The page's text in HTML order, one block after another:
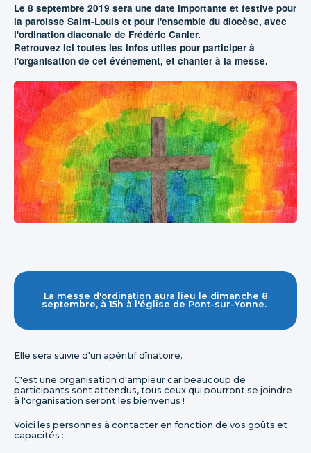
Le 8 septembre 2019 sera une date importante et festive pour
la paroisse Saint-Louis et pour l'ensemble du diocèse, avec
l'ordination diaconale de Frédéric Canler.
Retrouvez ici toutes les infos utiles pour participer à
l'organisation de cet événement, et chanter à la messe.
La messe d'ordination aura lieu le dimanche 8
septembre, à 15h à l'église de Pont-sur-Yonne.
Elle sera suivie d'un apéritif dînatoire.
C'est une organisation d'ampleur car beaucoup de
participants sont attendus, tous ceux qui pourront se joindre
à l'organisation seront les bienvenus !
Voici les personnes à contacter en fonction de vos goûts et
capacités :